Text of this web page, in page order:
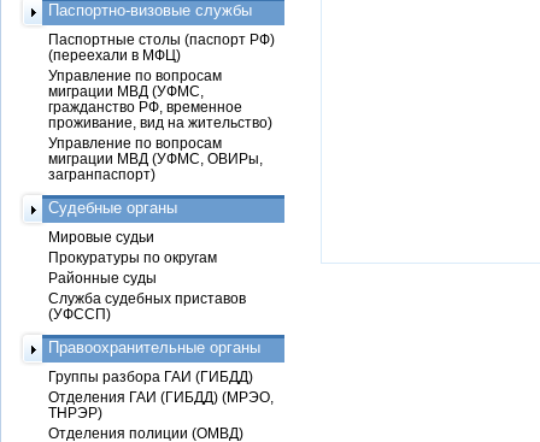
Паспортно-визовые службы
Паспортные столы (паспорт РФ)
(переехали в МФЦ)
Управление по вопросам
миграции МВД (УФМС,
гражданство РФ, временное
проживание, вид на жительство)
Управление по вопросам
миграции МВД (УФМС, ОВИРы,
загранпаспорт)
Судебные органы
Мировые судьи
Прокуратуры по округам
Районные суды
Служба судебных приставов
(УФССП)
Правоохранительные органы
Группы разбора ГАИ (ГИБДД)
Отделения ГАИ (ГИБДД) (МРЭО,
ТНРЭР)
Отделения полиции (ОМВД)